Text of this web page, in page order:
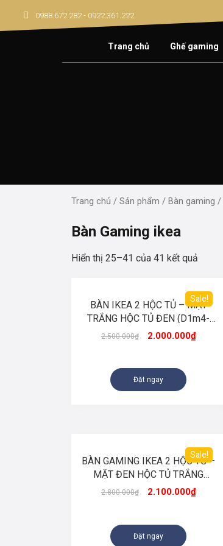
0988.672.282 - 0922.361.222
Trang chủ Ghế gaming
Trang chủ / Sản phẩm / Bàn gaming /
Bàn Gaming ikea
Hiển thị 25–41 của 41 kết quả
Sale!
BÀN IKEA 2 HỘC TỦ – MẶT
TRẮNG HỘC TỦ ĐEN (D1m4-
R60cm-C75cm)
2.500.000₫ 2.000.000₫
Đặt ngay
Sale!
BÀN GAMING IKEA 2 HỘC TỦ –
MẶT ĐEN HỘC TỦ TRẮNG
(D1m8-R60cm-C75cm)
2.800.000₫ 2.100.000₫
Đặt ngay